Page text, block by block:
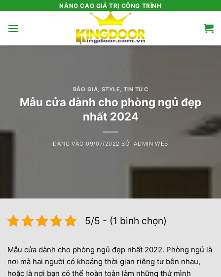
nội
NÂNG CAO GIÁ TRỊ CÔNG TRÌNH
BÁO GIÁ STYLE TIN TỨC
Mẫu cửa dành cho phòng ngủ đẹp
nhất 2024
ĐĂNG VÀO09/07/2022 BỞI ADMIN WEB
5/5 - (1 bình chọn)
Mẫu cửa dành cho phòng ngủ đẹp nhất 2022. Phòng ngủ là
nơi mà hai người có khoảng thời gian riêng tư bên nhau,
hoặc là nơi bạn có thể hoàn toàn làm những thứ mình